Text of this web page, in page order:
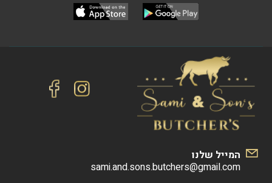
המייל שלנו
sami.and.sons.butchers@gmail.com